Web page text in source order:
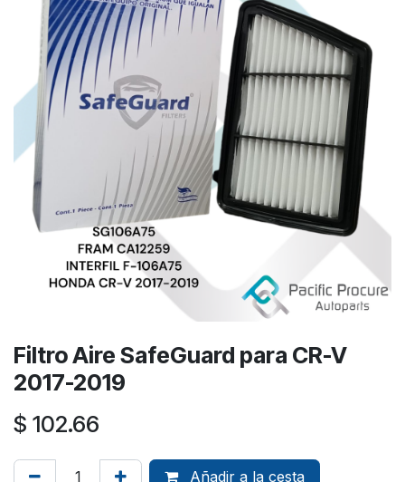
Filtro Aire SafeGuard para CR-V
2017-2019
$ 102.66
Añadir a la cesta